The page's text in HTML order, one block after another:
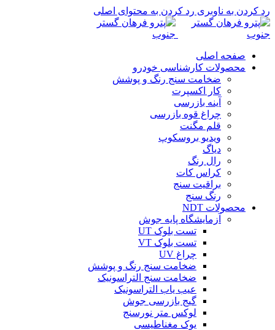
رد کردن به ناوبری رد کردن به محتوای اصلی
صفحه اصلی
محصولات کارشناسی خودرو
ضخامت سنج رنگ و پوشش
کار اکسپرت
آینه بازرسی
چراغ قوه بازرسی
قلم مگنت
ویدیو بروسکوپ
دیاگ
رال رنگ
کراس کات
براقیت سنج
رنگ سنج
محصولات NDT
آزمایشگاه پایه جوش
تست بلوک UT
تست بلوک VT
چراغ UV
ضخامت سنج رنگ و پوشش
ضخامت سنج التراسونیک
عیب یاب التراسونیک
گیج بازرسی جوش
لوکس متر نورسنج
یوک مغناطیسی